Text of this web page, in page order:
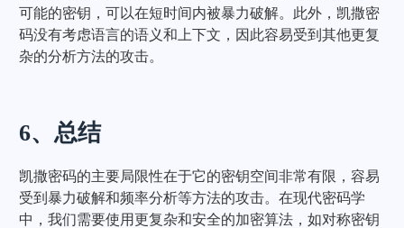
可能的密钥，可以在短时间内被暴力破解。此外，凯撒密
码没有考虑语言的语义和上下文，因此容易受到其他更复
杂的分析方法的攻击。
6、总结
凯撒密码的主要局限性在于它的密钥空间非常有限，容易
受到暴力破解和频率分析等方法的攻击。在现代密码学
中，我们需要使用更复杂和安全的加密算法，如对称密钥